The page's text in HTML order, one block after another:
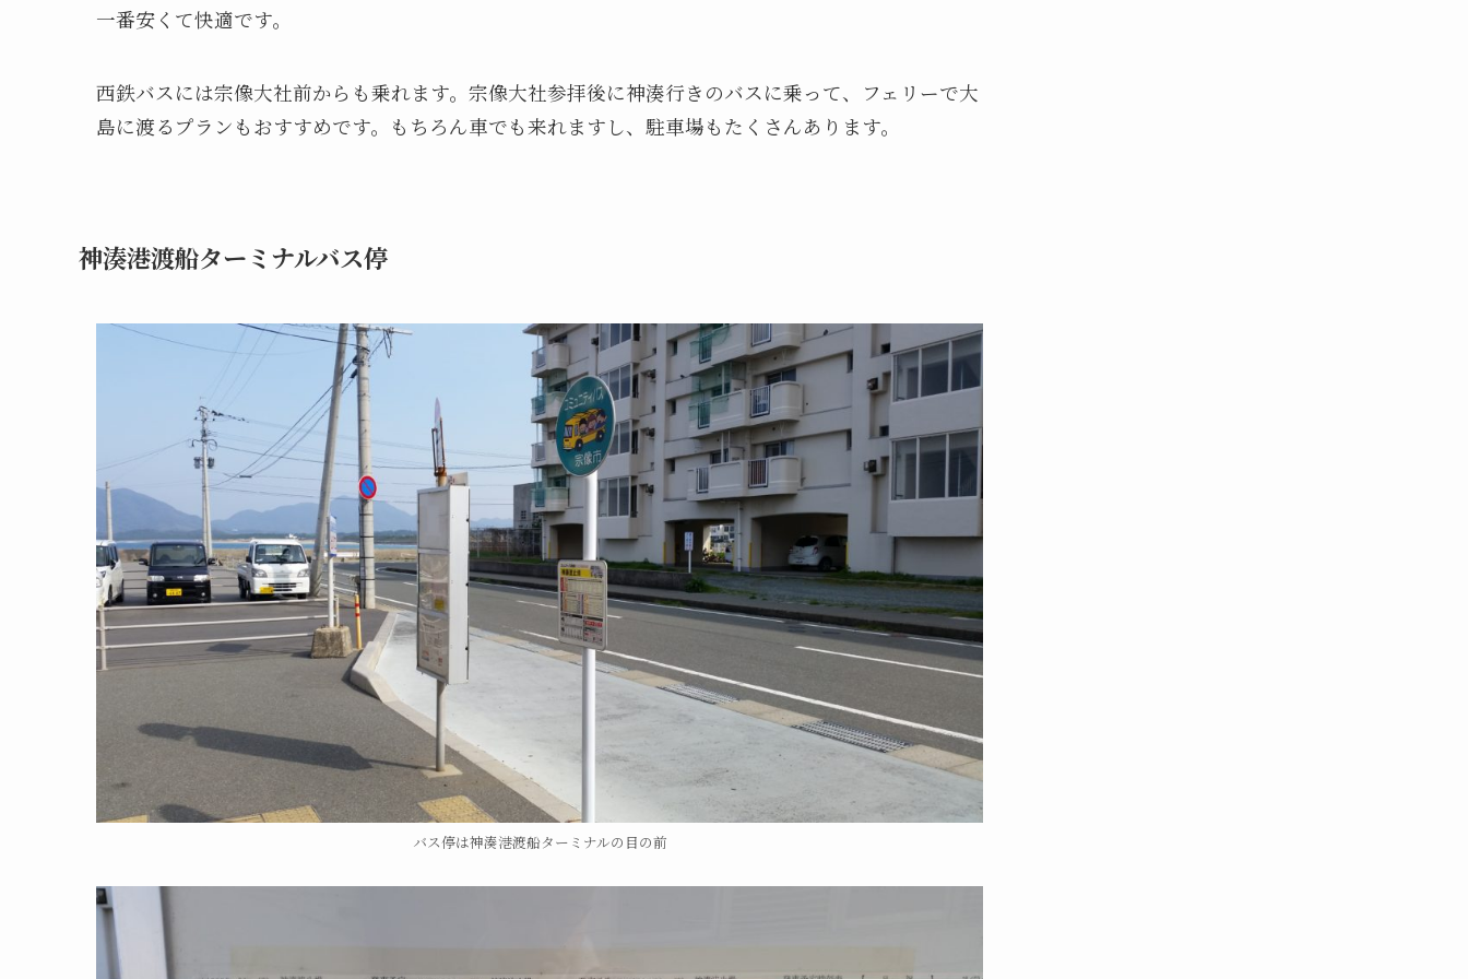
一番安くて快適です。
西鉄バスには宗像大社前からも乗れます。宗像大社参拝後に神湊行きのバスに乗って、フェリーで大
島に渡るプランもおすすめです。もちろん車でも来れますし、駐車場もたくさんあります。
神湊港渡船ターミナルバス停
バス停は神湊港渡船ターミナルの目の前